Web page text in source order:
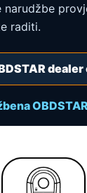
narudžbe
raditi.
dealer